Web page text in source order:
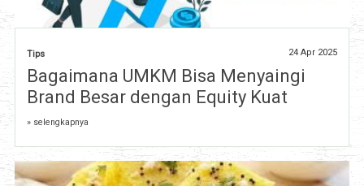
Tips 24 Apr 2025
Bagaimana UMKM Bisa Menyaingi
Brand Besar dengan Equity Kuat
» selengkapnya